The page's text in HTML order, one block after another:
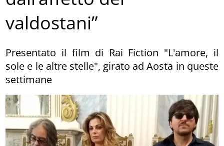
valdostani”
Presentato il film di Rai Fiction "L'amore, il
sole e le altre stelle", girato ad Aosta in queste
settimane